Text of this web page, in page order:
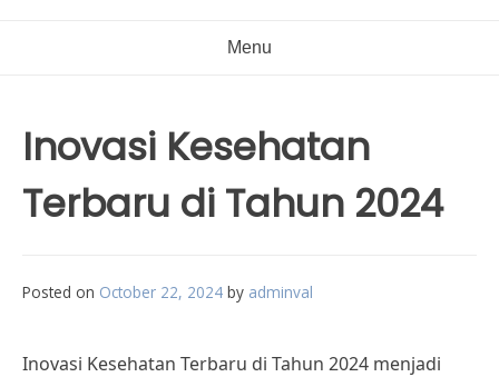
Menu
Inovasi Kesehatan
Terbaru di Tahun 2024
Posted on October 22, 2024 by adminval
Inovasi Kesehatan Terbaru di Tahun 2024 menjadi